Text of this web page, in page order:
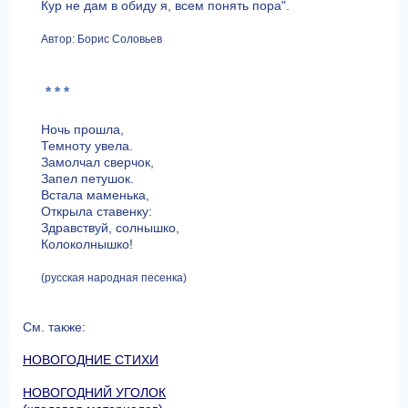
Кур не дам в обиду я, всем понять пора".
Автор: Борис Соловьев
* * *
Ночь прошла,
Темноту увела.
Замолчал сверчок,
Запел петушок.
Встала маменька,
Открыла ставенку:
Здравствуй, солнышко,
Колоколнышко!
(русская народная песенка)
См. также:
НОВОГОДНИЕ СТИХИ
НОВОГОДНИЙ УГОЛОК